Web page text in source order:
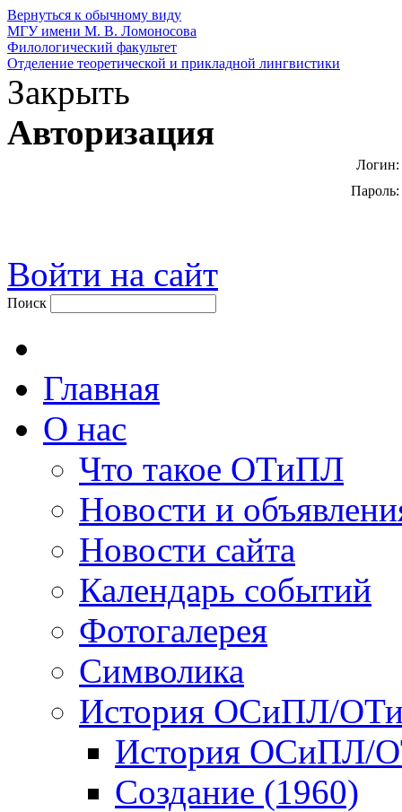
Вернуться к обычному виду
МГУ имени М. В. Ломоносова
Филологический факультет
Отделение теоретической и прикладной лингвистики
Закрыть
Авторизация
Логин:
Пароль:
Войти на сайт
Поиск
Главная
О нас
Что такое ОТиПЛ
Новости и
Новости сайта
Календарь событий
Фотогалерея
Символика
История ОСиПЛ/
История ОСиПЛ/
Создание (1960)